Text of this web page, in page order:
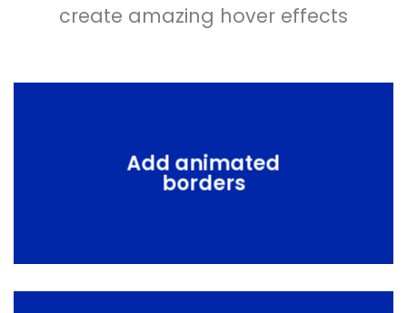
create amazing hover effects
Add animated
borders